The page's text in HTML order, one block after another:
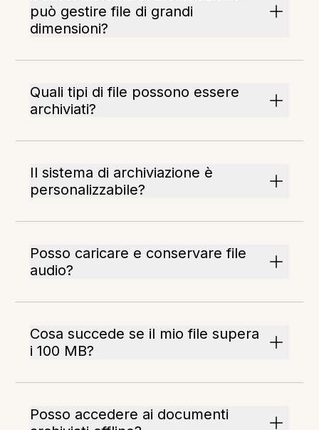
può gestire file di grandi
dimensioni?
Quali tipi di file possono essere
archiviati?
Il sistema di archiviazione è
personalizzabile?
Posso caricare e conservare file
audio?
Cosa succede se il mio file supera
i 100 MB?
Posso accedere ai documenti